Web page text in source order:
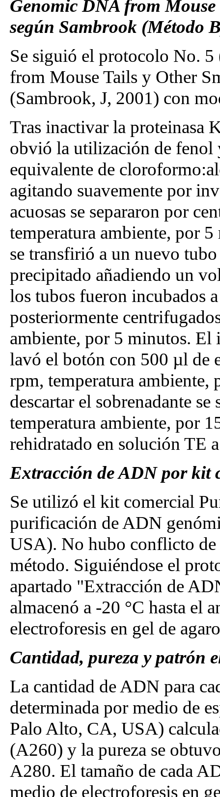
Genomic DNA from
según Sambrook (Método
Se siguió el protocolo No.
from Mouse Tails y Other
(Sambrook, J, 2001) con
Tras inactivar la proteinasa
obvió la utilización de fenol
equivalente de
agitando suavemente por
acuosas se separaron por
temperatura ambiente, por
se transfirió a un nuevo
precipitado añadiendo un
los tubos fueron incubados
posteriormente
ambiente, por 5 minutos. El
lavó el botón con 500 µl de
rpm, temperatura ambiente,
descartar el sobrenadante
temperatura ambiente, por
rehidratado en solución TE
Extracción de ADN por kit
Se utilizó el kit comercial
purificación de ADN
USA). No hubo conflicto de
método. Siguiéndose el
apartado "Extracción de
almacenó a -20 °C hasta el
electroforesis en gel de
Cantidad, pureza y patrón
La cantidad de ADN para
determinada por medio de
Palo Alto, CA, USA)
(A260) y la pureza se
A280. El tamaño de cada
medio de electroforesis en